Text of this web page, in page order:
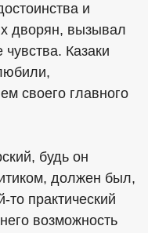
и
дворян, вызывал
Казаки
своего главного
будь он
должен был,
то практический
возможность